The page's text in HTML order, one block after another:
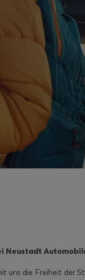
Neustadt
uns die Freiheit der